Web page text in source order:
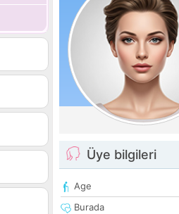
Üye bilgileri
Age
Burada